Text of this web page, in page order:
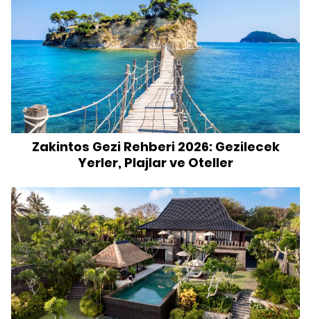
Zakintos Gezi Rehberi 2026: Gezilecek
Yerler, Plajlar ve Oteller